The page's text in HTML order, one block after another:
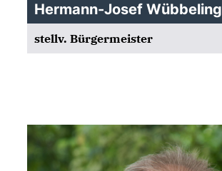
Hermann-Josef Wübbeling
stellv. Bürgermeister